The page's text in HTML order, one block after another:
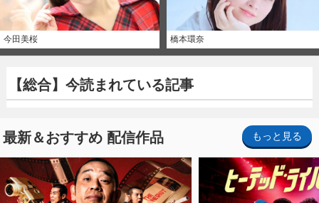
今田美桜 橋本環奈
【総合】今読まれている記事
最新＆おすすめ 配信作品 もっと見る